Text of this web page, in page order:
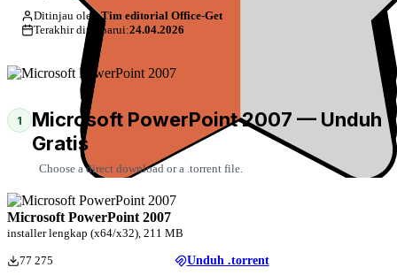
Ditinjau oleh:Tim editorial Office-Get
Terakhir diperbarui:24.04.2026
1
Microsoft PowerPoint 2007 — Unduh
Gratis
Choose a direct download or a .torrent file.
Microsoft PowerPoint 2007
installer lengkap (x64/x32), 211 MB
77 275 Unduh .torrent